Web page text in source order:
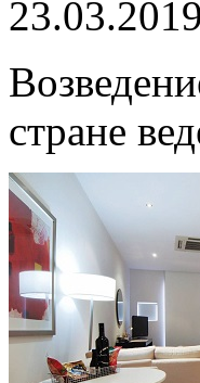
23.03.2019
стране